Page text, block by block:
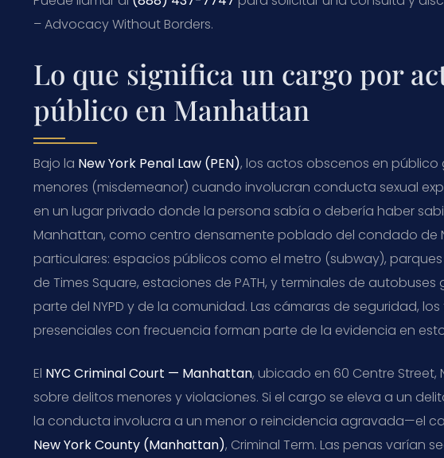
– Advocacy Without Borders.
Lo que significa un cargo por
público en Manhattan
Bajo la New York Penal Law (PEN), los actos obscenos en
menores (misdemeanor) cuando involucran conducta sexual
en un lugar privado donde la persona sabía o debería haber
Manhattan, como centro densamente poblado del condado de
particulares: espacios públicos como el metro (subway),
de Times Square, estaciones de PATH, y terminales de
parte del NYPD y de la comunidad. Las cámaras de seguridad,
presenciales con frecuencia forman parte de la evidencia en
El NYC Criminal Court — Manhattan, ubicado en 60 Centre Street,
sobre delitos menores y violaciones. Si el cargo se eleva a un
la conducta involucra a un menor o reincidencia agravada—el
New York County (Manhattan), Criminal Term. Las penas varían